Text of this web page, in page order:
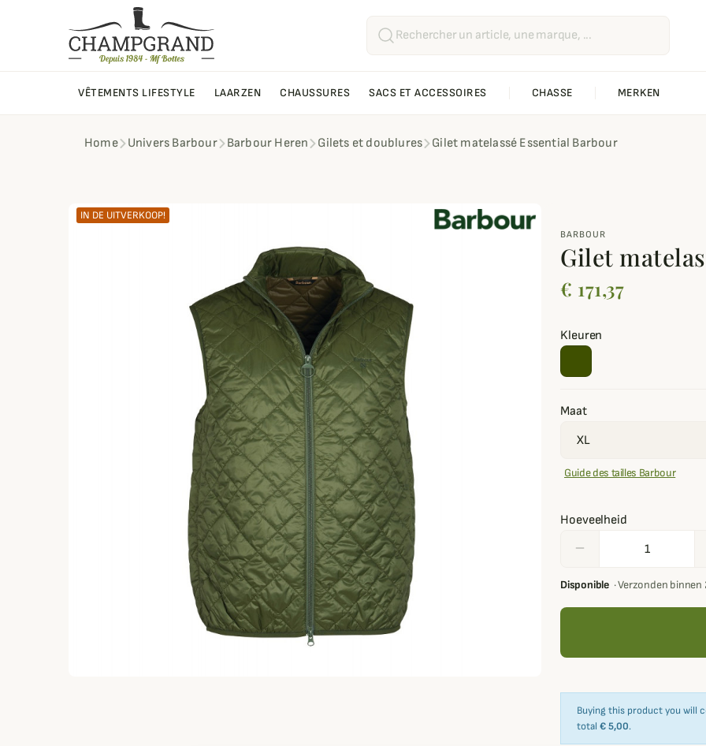
VÊTEMENTS LIFESTYLE LAARZEN CHAUSSURES SACS ET ACCESSOIRES CHASSE MERKEN
Home Univers Barbour Barbour Heren Gilets et doublures Gilet matelassé Essential Barbour
IN DE UITVERKOOP!
BARBOUR
Gilet
€ 171,37
Kleuren
Maat
Guide des tailles Barbour
Hoeveelheid
remove
Disponible ·Verzonden binnen
Buying this product you will
total € 5,00.